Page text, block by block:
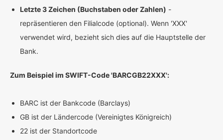
Letzte 3 Zeichen (Buchstaben oder Zahlen) -
repräsentieren den Filialcode (optional). Wenn 'XXX'
verwendet wird, bezieht sich dies auf die Hauptstelle der
Bank.
Zum Beispiel im SWIFT-Code 'BARCGB22XXX':
BARC ist der Bankcode (Barclays)
GB ist der Ländercode (Vereinigtes Königreich)
22 ist der Standortcode